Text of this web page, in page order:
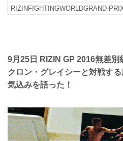
RIZINFIGHTINGWORLDGRAND-
9月25日 RIZIN GP 2016無差別
クロン・グレイシーと対戦す
気込みを語った！